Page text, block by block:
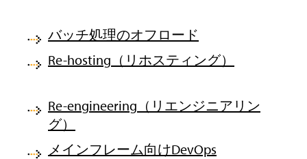
バッチ処理のオフロード
Re-hosting（リホスティング）
Re-engineering（リエンジニアリン
グ）
メインフレーム向けDevOps